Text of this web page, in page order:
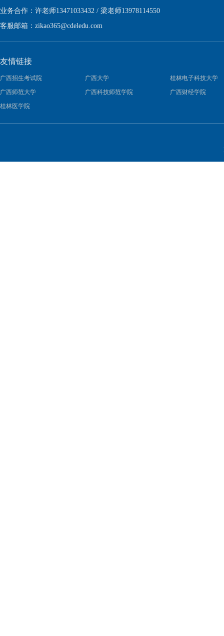
业务合作：许老师13471033432 / 梁老师13978114550
客服邮箱： zikao365@cdeledu.com
友情链接
广西招生考试院 广西大学
桂林电子科技大学
广西师范大学
广西科技师范学院
广西财经学院
桂林医学院